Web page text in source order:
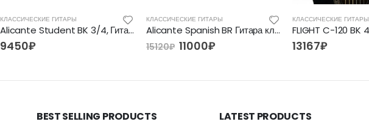
КЛАССИЧЕСКИЕ ГИТАРЫ
Alicante Student BK 3/4, Гитара классическая
9450₽
КЛАССИЧЕСКИЕ ГИТАРЫ
Alicante Spanish BR Гитара классическая коричневая
15120₽ 11000₽
КЛАССИЧЕСКИЕ ГИТАРЫ
13167₽
BEST SELLING PRODUCTS LATEST PRODUCTS